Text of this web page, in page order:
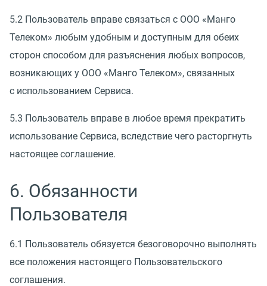
5.2 Пользователь вправе связаться с ООО «Манго
Телеком» любым удобным и доступным для обеих
сторон способом для разъяснения любых вопросов,
возникающих у ООО «Манго Телеком», связанных
с использованием Сервиса.
5.3 Пользователь вправе в любое время прекратить
использование Сервиса, вследствие чего расторгнуть
настоящее соглашение.
6. Обязанности
Пользователя
6.1 Пользователь обязуется безоговорочно выполнять
все положения настоящего Пользовательского
соглашения.